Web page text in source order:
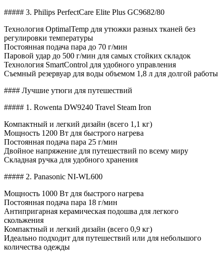
##### 3. Philips PerfectCare Elite Plus GC9682/80
Технология OptimalTemp для утюжки разных тканей без
регулировки температуры
Постоянная подача пара до 70 г/мин
Паровой удар до 500 г/мин для самых стойких складок
Технология SmartControl для удобного управления
Съемный резервуар для воды объемом 1,8 л для долгой работы
#### Лучшие утюги для путешествий
##### 1. Rowenta DW9240 Travel Steam Iron
Компактный и легкий дизайн (всего 1,1 кг)
Мощность 1200 Вт для быстрого нагрева
Постоянная подача пара 25 г/мин
Двойное напряжение для путешествий по всему миру
Складная ручка для удобного хранения
##### 2. Panasonic NI-WL600
Мощность 1000 Вт для быстрого нагрева
Постоянная подача пара 18 г/мин
Антипригарная керамическая подошва для легкого
скольжения
Компактный и легкий дизайн (всего 0,9 кг)
Идеально подходит для путешествий или для небольшого
количества одежды